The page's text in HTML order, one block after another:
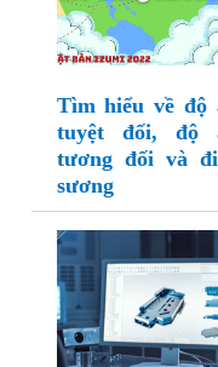
Tìm hiểu về độ
tuyệt đối, độ
tương đối và
sương